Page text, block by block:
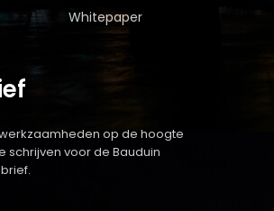
Whitepaper
op de hoogte
schrijven voor de Bauduin